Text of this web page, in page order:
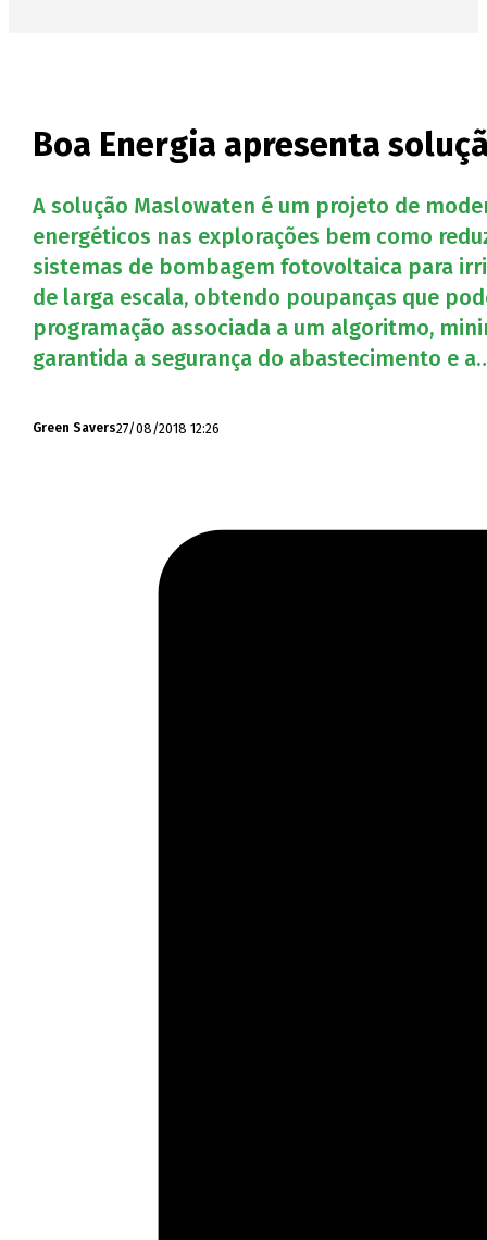
Boa Energia apresenta
A solução Maslowaten é um projeto de
energéticos nas explorações bem como
sistemas de bombagem fotovoltaica para
de larga escala, obtendo poupanças que
programação associada a um algoritmo,
garantida a segurança do abastecimento e
Green Savers27/08/2018 12:26